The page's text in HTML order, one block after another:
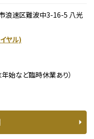
浪速区難波中3-16-5 八光
ヤル)
始など臨時休業あり）